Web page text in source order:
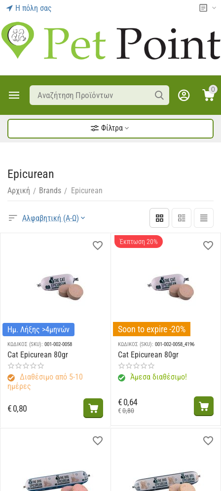
Η πόλη σας
0
Φίλτρα
Epicurean
Αρχική / Brands / Epicurean
Αλφαβητική (Α-Ω)
Ημ. Λήξης >4μηνών
ΚΩΔΙΚΟΣ (SKU): 001-002-0058
Cat Epicurean 80gr
Διαθέσιμο από 5-10
ημέρες
€0,80
Έκπτωση 20%
Soon to expire -20%
ΚΩΔΙΚΟΣ (SKU): 001-002-0058_4196
Cat Epicurean 80gr
Άμεσα διαθέσιμο!
€0,80
€0,64